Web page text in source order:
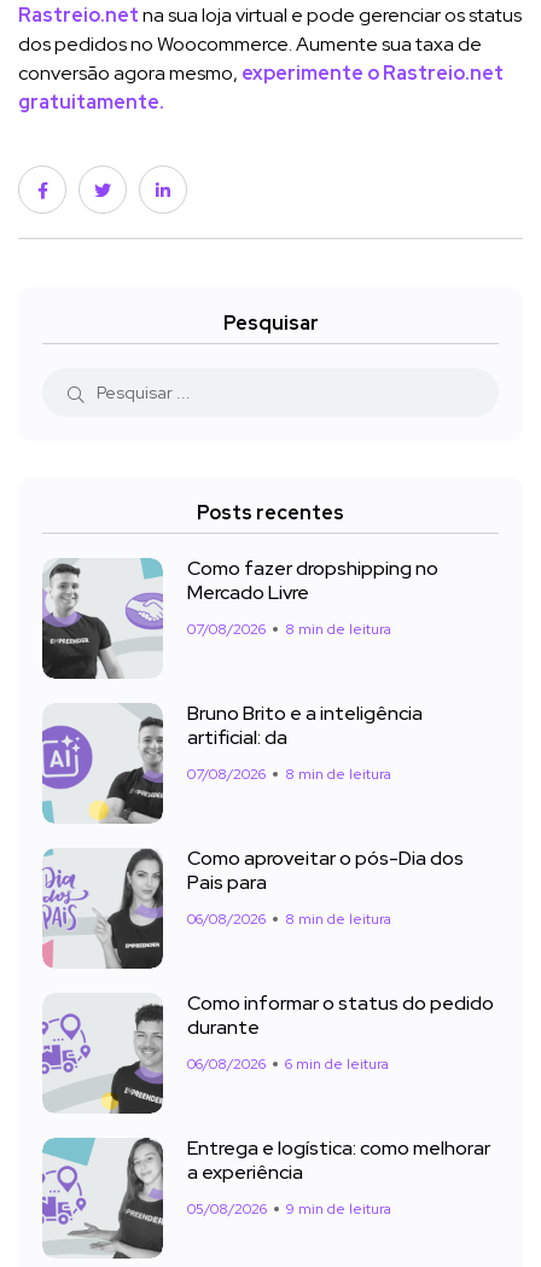
Rastreio.netna sua loja virtual e pode gerenciar os status
dos pedidos no Woocommerce. Aumente sua taxa de
conversão agora mesmo, experimente o Rastreio.net
gratuitamente.
Pesquisar
Posts recentes
Como fazer dropshipping no
Mercado Livre
07/08/2026 8 min de leitura
Bruno Brito e a inteligência
artificial: da
07/08/2026 8 min de leitura
Como aproveitar o pós-Dia dos
Pais para
06/08/2026 8 min de leitura
Como informar o status do pedido
durante
06/08/2026 6 min de leitura
Entrega e logística: como melhorar
a experiência
05/08/2026 9 min de leitura